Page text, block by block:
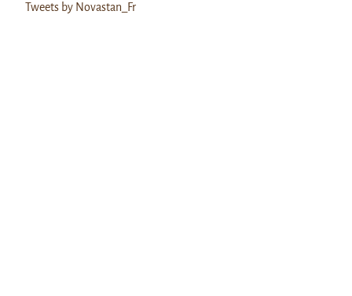
Tweets by Novastan_Fr